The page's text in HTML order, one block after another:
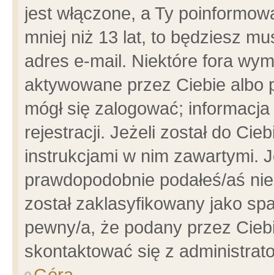
jest włączone, a Ty
mniej niż 13 lat, to będziesz
adres e-mail. Niektóre fora
aktywowane przez Ciebie albo
mógł się zalogować;
rejestracji. Jeżeli został do
instrukcjami w nim zawartymi.
prawdopodobnie podałeś/aś
został zaklasyfikowany jako
pewny/a, że podany przez
skontaktować się z